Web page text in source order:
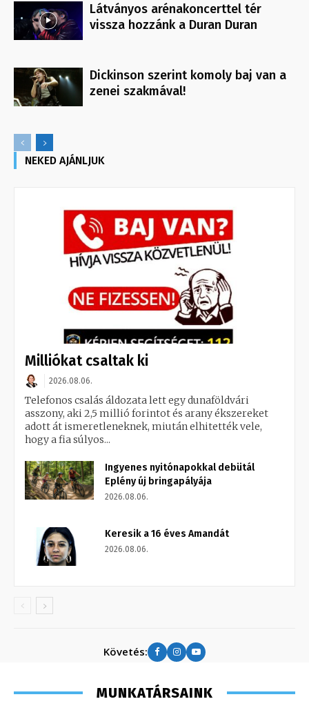
Látványos arénakoncerttel tér
vissza hozzánk a Duran Duran
Dickinson szerint komoly baj van a
zenei szakmával!
NEKED AJÁNLJUK
Milliókat csaltak ki
2026.08.06.
Telefonos csalás áldozata lett egy dunaföldvári
asszony, aki 2,5 millió forintot és arany ékszereket
adott át ismeretleneknek, miután elhitették vele,
hogy a fia súlyos...
Ingyenes nyitónapokkal debütál
Eplény új bringapályája
2026.08.06.
Keresik a 16 éves Amandát
2026.08.06.
Követés:
MUNKATÁRSAINK